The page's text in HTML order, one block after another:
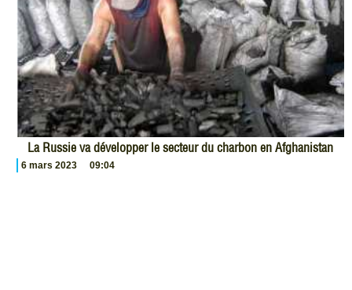
La Russie va développer le secteur du charbon en Afghanistan
6 mars 2023 09:04